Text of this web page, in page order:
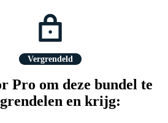
Vergrendeld
Pro om deze bundel te
en krijg: